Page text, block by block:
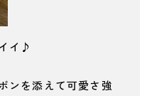
イ♪
ンを添えて可愛さ強